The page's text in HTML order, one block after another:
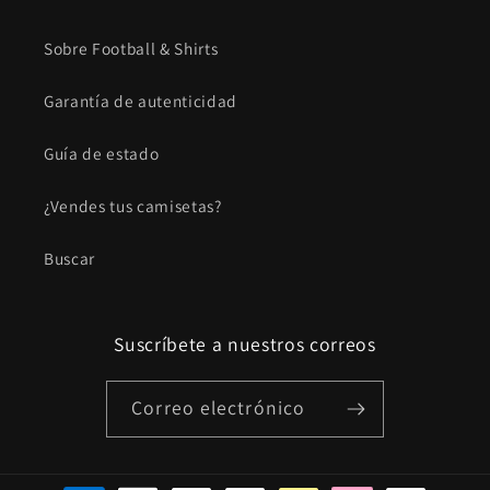
Sobre Football & Shirts
Garantía de autenticidad
Guía de estado
¿Vendes tus camisetas?
Buscar
Suscríbete a nuestros correos
Correo electrónico